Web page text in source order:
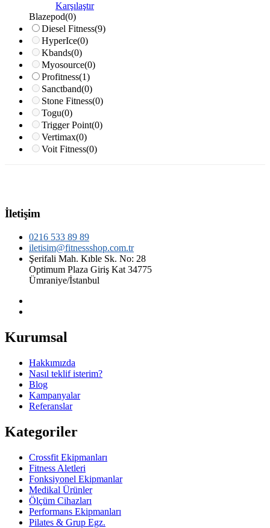
Karşılaştır
Blazepod(0)
Diesel Fitness(9)
HyperIce(0)
Kbands(0)
Myosource(0)
Profitness(1)
Sanctband(0)
Stone Fitness(0)
Togu(0)
Trigger Point(0)
Vertimax(0)
Voit Fitness(0)
İletişim
0216 533 89 89
iletisim@fitnessshop.com.tr
Şerifali Mah. Kıble Sk. No: 28
Optimum Plaza Giriş Kat 34775
Ümraniye/İstanbul
Kurumsal
Hakkımızda
Nasıl teklif isterim?
Blog
Kampanyalar
Referanslar
Kategoriler
Crossfit Ekipmanları
Fitness Aletleri
Fonksiyonel Ekipmanlar
Medikal Ürünler
Ölçüm Cihazları
Performans Ekipmanları
Pilates & Grup Egz.